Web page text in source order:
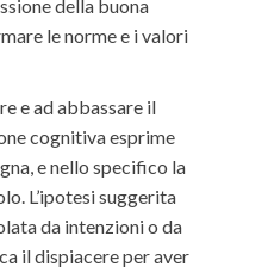
della buona
le norme e i valori
e ad abbassare il
cognitiva esprime
e nello specifico la
L’ipotesi suggerita
da intenzioni o da
il dispiacere per aver